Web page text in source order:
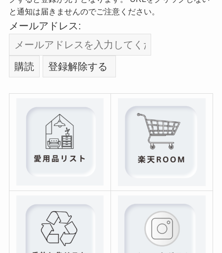
と通知は届きませんのでご注意ください。
メールアドレス: